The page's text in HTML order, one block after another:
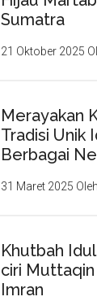
Sumatra
21 Oktober 2025
Merayakan
Tradisi Unik
Berbagai
31 Maret 2025
Khutbah
ciri Muttaqin
Imran